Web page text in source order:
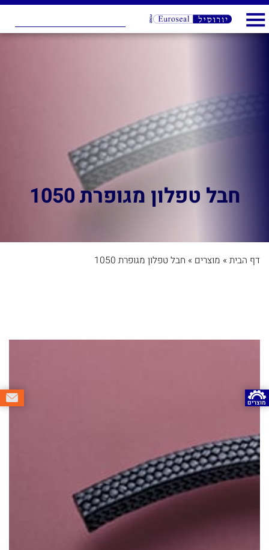
מוצרים
חבל טפלון מגופרת 1050
דף הבית » מוצרים » חבל טפלון מגופרת 1050